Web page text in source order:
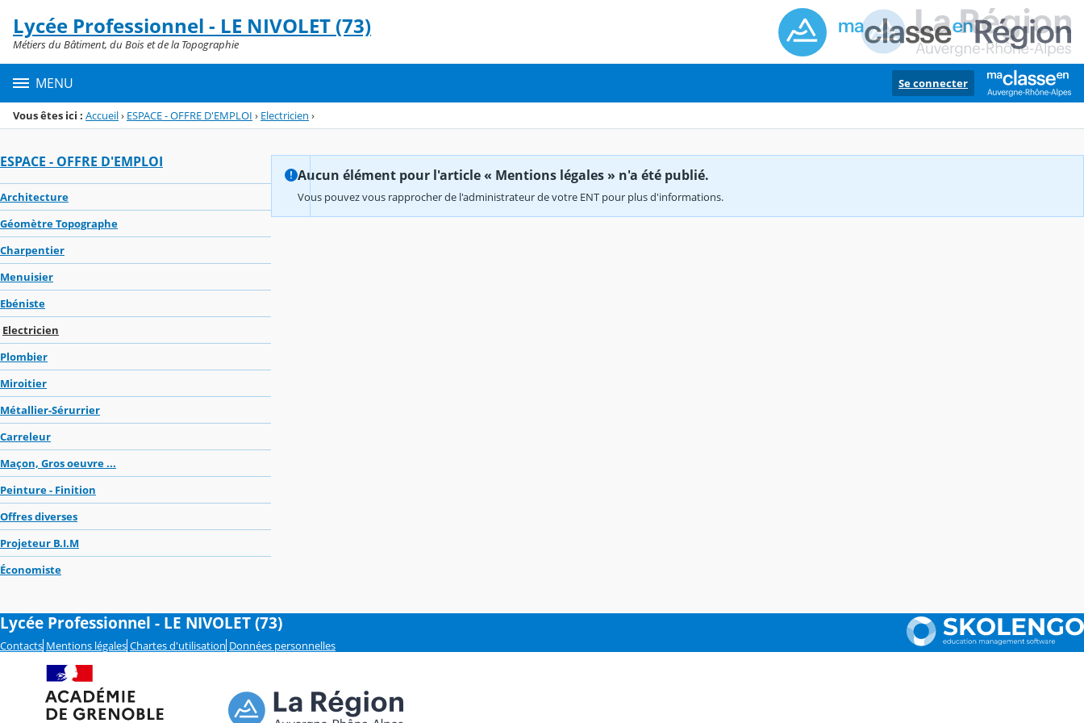
Menu de la rubrique
Contenu
Lycée Professionnel - LE NIVOLET (73)
Métiers du Bâtiment, du Bois et de la Topographie
MENU Se connecter
Vous êtes ici : Accueil› ESPACE - OFFRE D'EMPLOI › Electricien ›
ESPACE - OFFRE D'EMPLOI
Architecture
Géomètre Topographe
Charpentier
Menuisier
Ebéniste
Electricien
Plombier
Miroitier
Métallier-Sérurrier
Carreleur
Maçon, Gros oeuvre ...
Peinture - Finition
Offres diverses
Projeteur B.I.M
Économiste
Aucun élément pour l'article « Mentions légales » n'a été publié.
Vous pouvez vous rapprocher de l'administrateur de votre ENT pour plus d'informations.
Lycée Professionnel - LE NIVOLET (73)
Contacts Mentions légales Chartes d'utilisation Données personnelles